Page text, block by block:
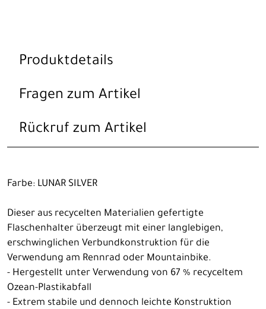
Produktdetails
Fragen zum Artikel
Rückruf zum Artikel
Farbe: LUNAR SILVER
Dieser aus recycelten Materialien gefertigte
Flaschenhalter überzeugt mit einer langlebigen,
erschwinglichen Verbundkonstruktion für die
Verwendung am Rennrad oder Mountainbike.
- Hergestellt unter Verwendung von 67 % recyceltem
Ozean-Plastikabfall
- Extrem stabile und dennoch leichte Konstruktion